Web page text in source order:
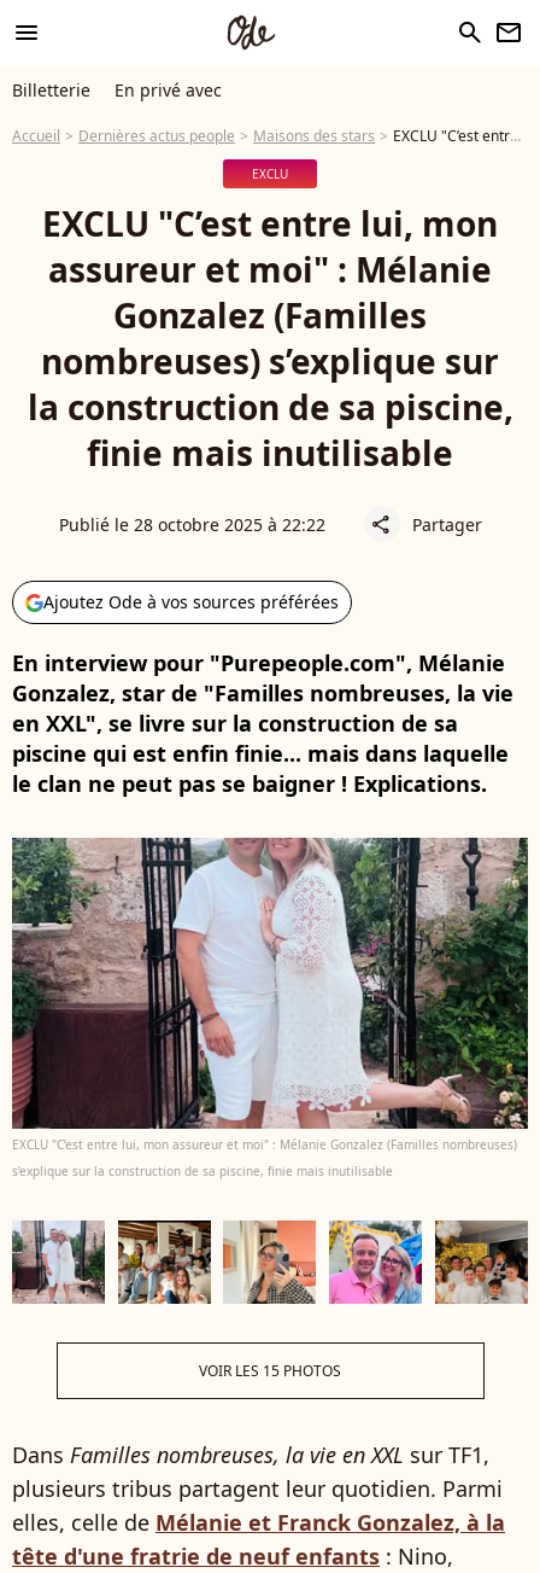
menu search newsletter
Billetterie En privé avec
Accueil Dernières actus people Maisons des stars EXCLU "C’est entre lui, mon assureur et moi" : Mélanie Gonzalez (Familles nombreuses) s’explique sur la construction de sa piscine, finie mais inutilisable
EXCLU
EXCLU "C’est entre lui, mon
assureur et moi" : Mélanie
Gonzalez (Familles
nombreuses) s’explique sur
la construction de sa piscine,
finie mais inutilisable
Publié le 28 octobre 2025 à 22:22 share Partager
Ajoutez Ode à vos sources préférées
En interview pour "Purepeople.com", Mélanie
Gonzalez, star de "Familles nombreuses, la vie
en XXL", se livre sur la construction de sa
piscine qui est enfin finie... mais dans laquelle
le clan ne peut pas se baigner ! Explications.
EXCLU "C’est entre lui, mon assureur et moi" : Mélanie Gonzalez (Familles nombreuses)
s’explique sur la construction de sa piscine, finie mais inutilisable
VOIR LES 15 PHOTOS
Dans Familles nombreuses, la vie en XXL sur TF1,
plusieurs tribus partagent leur quotidien. Parmi
elles, celle de Mélanie et Franck Gonzalez, à la
tête d'une fratrie de neuf enfants : Nino,